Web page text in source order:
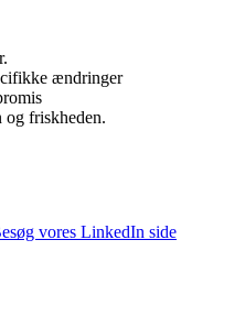
ændringer
og friskheden.